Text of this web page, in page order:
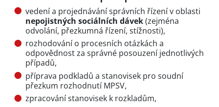
vedení a projednávání správních řízení v oblasti
nepojistných sociálních dávek(zejména
odvolání, přezkumná řízení, stížnosti),
rozhodování o procesních otázkách a
odpovědnost za správné posouzení jednotlivých
případů,
příprava podkladů a stanovisek pro soudní
přezkum rozhodnutí MPSV,
zpracování stanovisek k rozkladům,